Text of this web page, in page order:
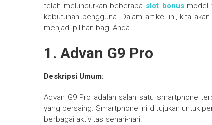
telah meluncurkan beberapa slot bonusmodel
kebutuhan pengguna. Dalam artikel ini, kita
menjadi pilihan bagi Anda.
1. Advan G9 Pro
Deskripsi Umum:
Advan G9 Pro adalah salah satu smartphone
yang bersaing. Smartphone ini ditujukan untuk
berbagai aktivitas sehari-hari.